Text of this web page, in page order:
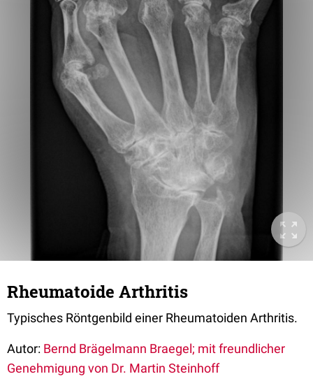
Rheumatoide Arthritis
Typisches Röntgenbild einer Rheumatoiden Arthritis.
Autor: Bernd Brägelmann Braegel; mit freundlicher
Genehmigung von Dr. Martin Steinhoff